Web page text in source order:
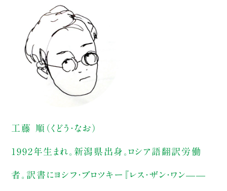
工藤 順（くどう・なお）
1992年生まれ。新潟県出身。ロシア語翻訳労働
者。訳書にヨシフ・ブロツキー『レス・ザン・ワン——